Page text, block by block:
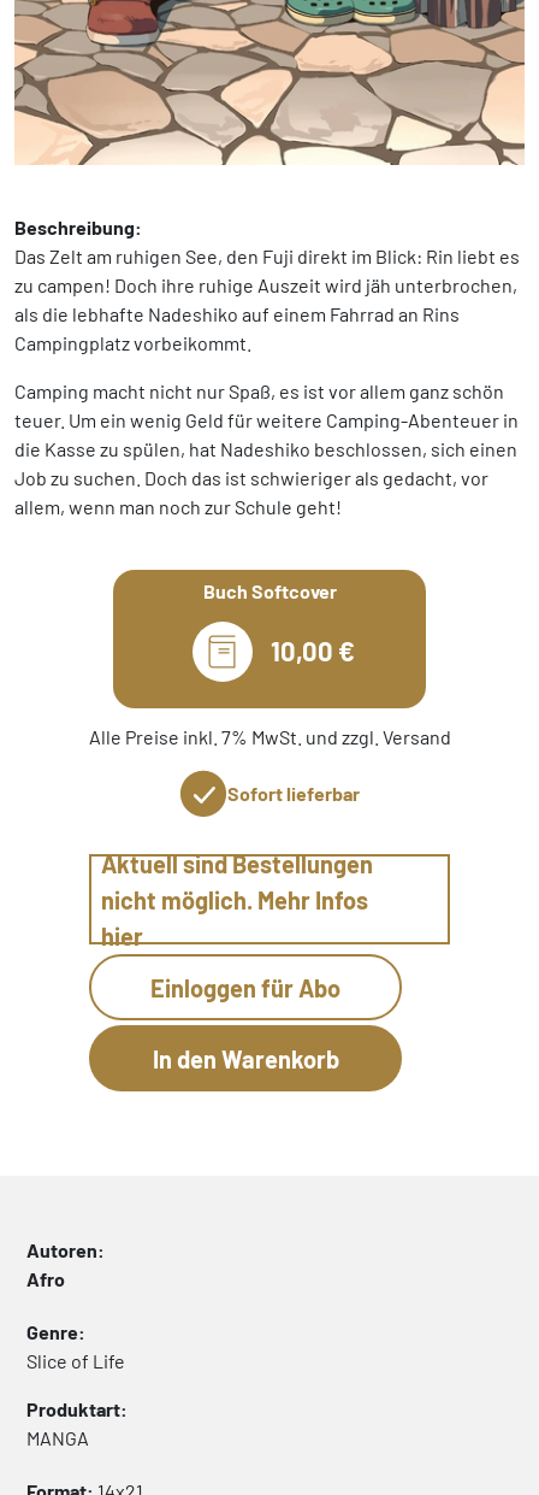
Beschreibung:
Das Zelt am ruhigen See, den Fuji direkt im Blick: Rin liebt es
zu campen! Doch ihre ruhige Auszeit wird jäh unterbrochen,
als die lebhafte Nadeshiko auf einem Fahrrad an Rins
Campingplatz vorbeikommt.
Camping macht nicht nur Spaß, es ist vor allem ganz schön
teuer. Um ein wenig Geld für weitere Camping-Abenteuer in
die Kasse zu spülen, hat Nadeshiko beschlossen, sich einen
Job zu suchen. Doch das ist schwieriger als gedacht, vor
allem, wenn man noch zur Schule geht!
Buch Softcover
10,00 €
Alle Preise inkl. 7% MwSt. und zzgl. Versand
Sofort lieferbar
Aktuell sind Bestellungen
nicht möglich. Mehr Infos
hier
Einloggen für Abo
Autoren:
Afro
Genre:
Slice of Life
Produktart:
MANGA